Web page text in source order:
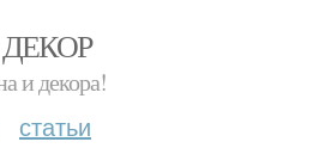
и декора!
статьи